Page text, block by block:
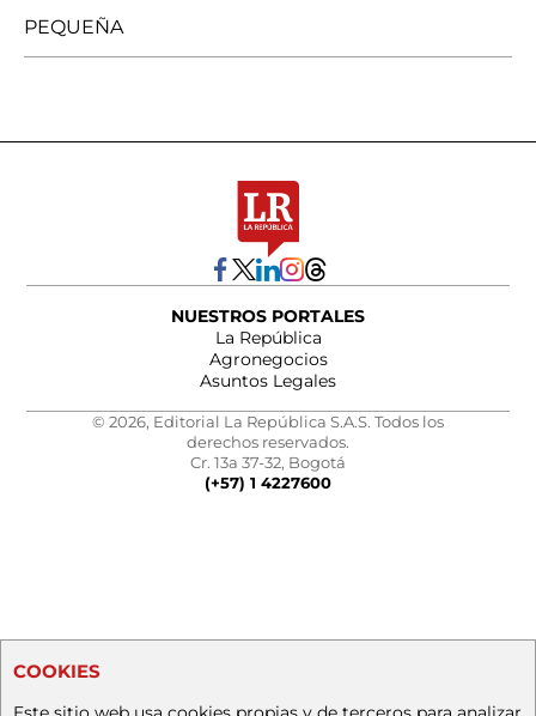
PEQUEÑA
NUESTROS PORTALES
La República
Agronegocios
Asuntos Legales
© 2026, Editorial La República S.A.S. Todos los
derechos reservados.
Cr. 13a 37-32, Bogotá
(+57) 1 4227600
COOKIES